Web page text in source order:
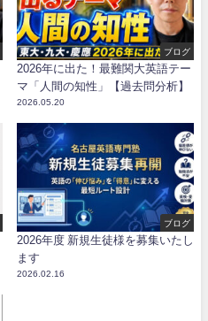
ブログ
2026年に出た！最難関大英語テー
マ「人間の知性」【過去問分析】
2026.05.20
ブログ
2026年度 新規生徒様を募集いたし
ます
2026.02.16